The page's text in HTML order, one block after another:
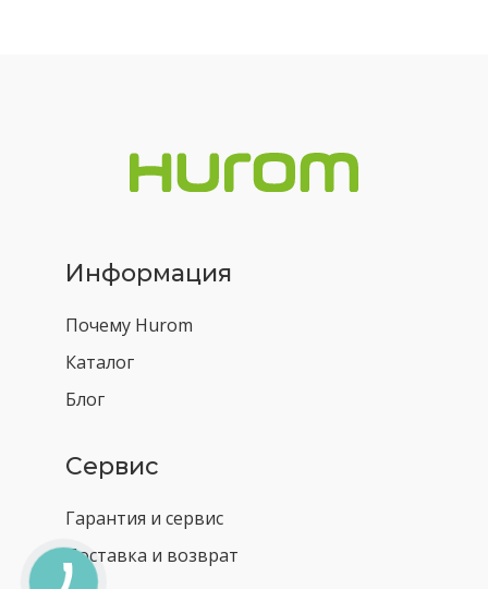
Информация
Почему Hurom
Каталог
Блог
Сервис
Гарантия и сервис
Доставка и возврат